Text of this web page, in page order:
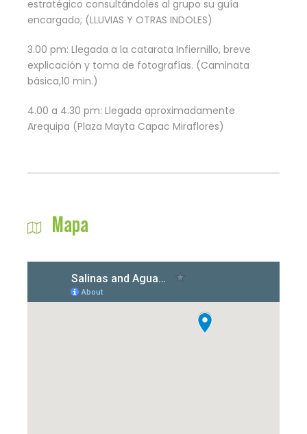
estratégico consultándoles al grupo su guía
encargado; (LLUVIAS Y OTRAS INDOLES)
3.00 pm: Llegada a la catarata Infiernillo, breve
explicación y toma de fotografías. (Caminata
básica,10 min.)
4.00 a 4.30 pm: Llegada aproximadamente
Arequipa (Plaza Mayta Capac Miraflores)
Mapa